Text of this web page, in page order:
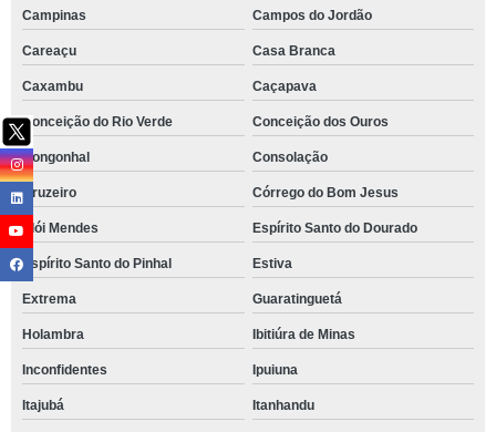
Campinas Campos do Jordão
Careaçu Casa Branca
Caxambu Caçapava
Conceição do Rio Verde Conceição dos Ouros
Congonhal Consolação
Cruzeiro Córrego do Bom Jesus
Elói Mendes Espírito Santo do Dourado
Espírito Santo do Pinhal Estiva
Extrema Guaratinguetá
Holambra Ibitiúra de Minas
Inconfidentes Ipuiuna
Itajubá Itanhandu